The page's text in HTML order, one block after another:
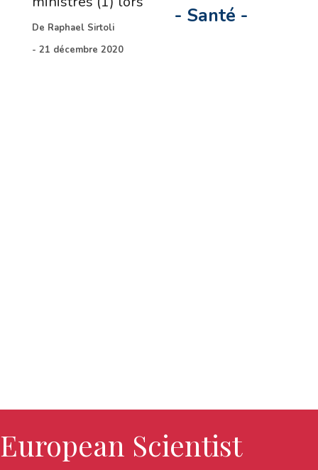
-Santé -
De Raphael Sirtoli
- 21 décembre 2020
European Scientist